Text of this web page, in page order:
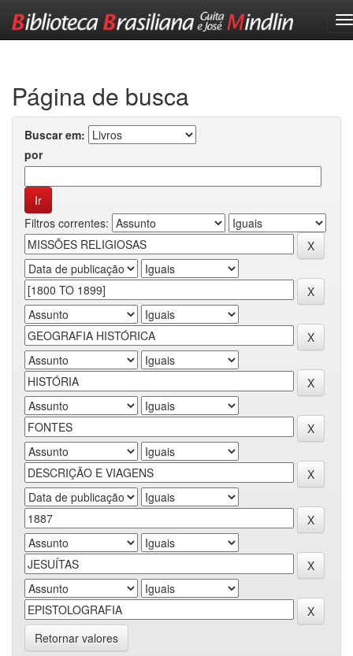
Página de busca
Buscar em:
por
Filtros correntes:
Retornar valores